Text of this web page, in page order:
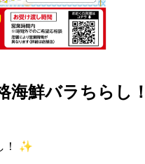
海鮮バラちらし
！ ✨